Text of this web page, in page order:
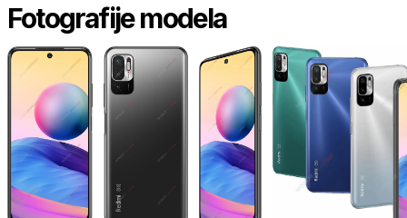
Fotografije modela